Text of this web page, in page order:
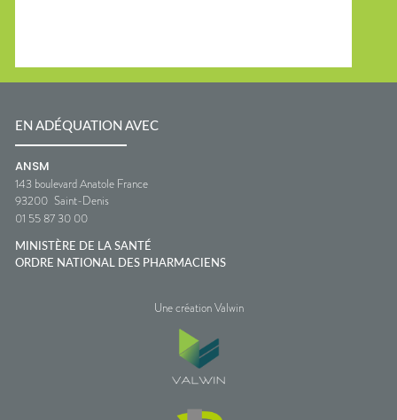
EN ADÉQUATION AVEC
ANSM
143 boulevard Anatole France
93200 Saint-Denis
01 55 87 30 00
MINISTÈRE DE LA SANTÉ
ORDRE NATIONAL DES PHARMACIENS
Une création Valwin